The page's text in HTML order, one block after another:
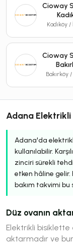
Cioway
Kadıköy /
Cioway
Bakırköy
Adana Elektrikli
Adana'da elektrikli
kullanılabilir.
zinciri sürekli
etken hâline gelir.
bakım takvimi bu
Düz ovanın
Elektrikli bisiklette
aktarmadır ve